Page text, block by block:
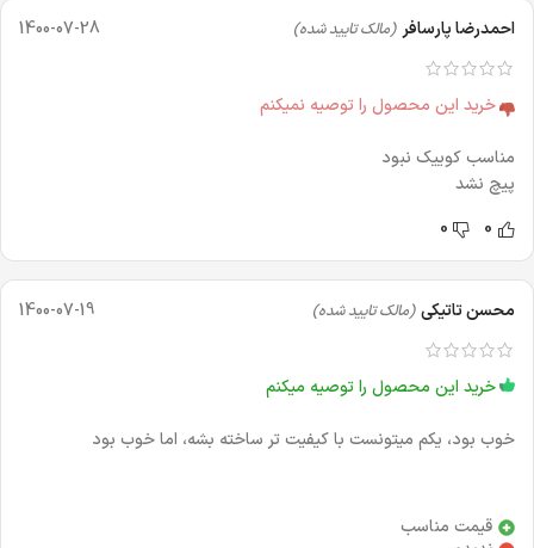
احمدرضا پارسافر (مالک تایید شده) 1400-07-28
خرید این محصول را توصیه نمیکنم
مناسب كوييك نبود
پيچ نشد
0
0
محسن تاتیکی (مالک تایید شده) 1400-07-19
خرید این محصول را توصیه میکنم
خوب بود، یکم میتونست با کیفیت تر ساخته بشه، اما خوب بود
قیمت مناسب